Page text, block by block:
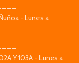
- Lunes a
Y 103A - Lunes a